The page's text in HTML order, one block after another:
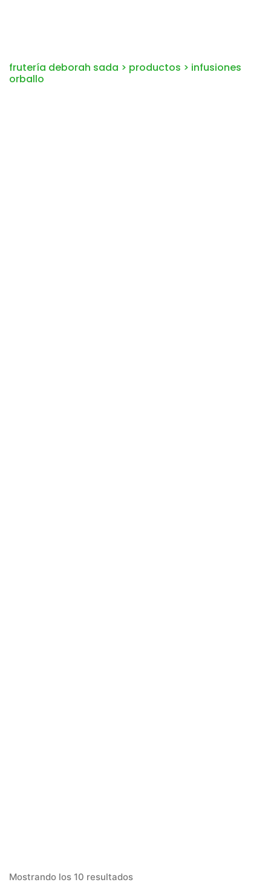
frutería deborah sada > productos > infusiones
orballo
Mostrando los 10 resultados